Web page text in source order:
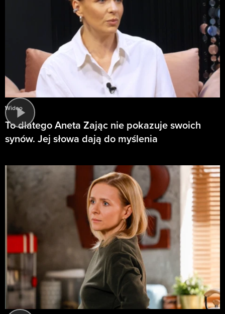
Wideo
To dlatego Aneta Zając nie pokazuje swoich
synów. Jej słowa dają do myślenia